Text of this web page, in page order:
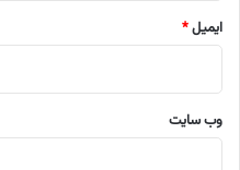
ایمیل*
وب‌ سایت